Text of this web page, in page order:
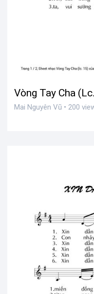
Vòng Tay Cha
Mai Nguyên Vũ • 200